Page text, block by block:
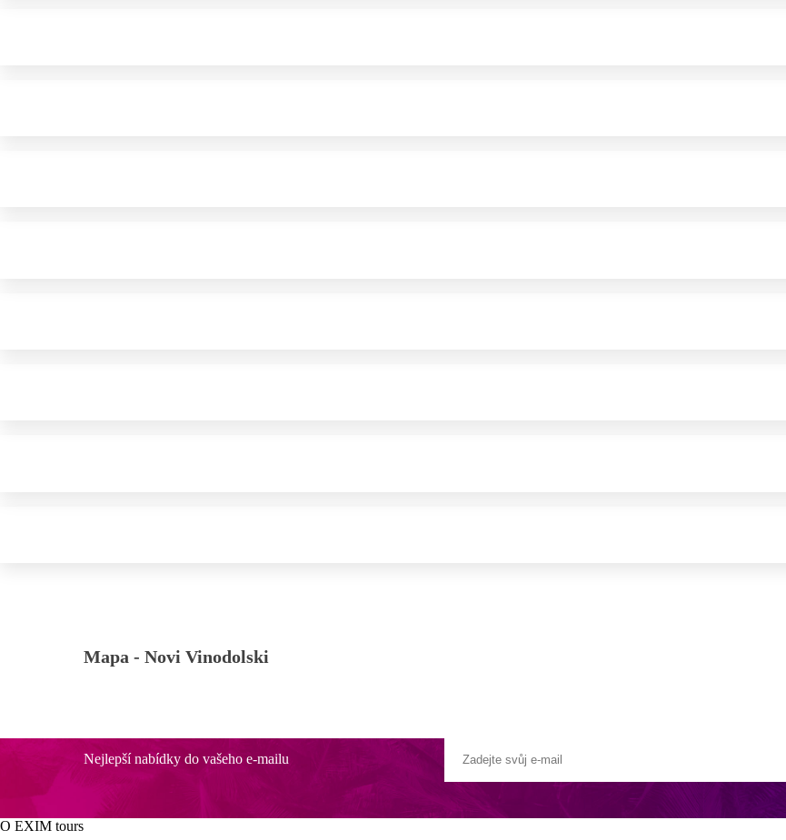
Mapa - Novi Vinodolski
Nejlepší nabídky do vašeho e-mailu
O EXIM tours